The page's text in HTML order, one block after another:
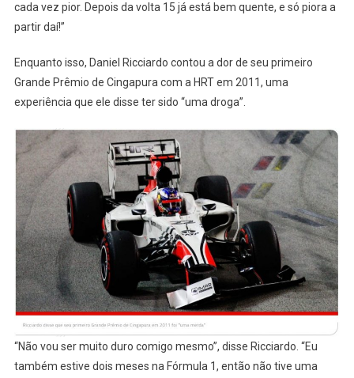
cada vez pior. Depois da volta 15 já está bem quente, e só piora a
partir daí!”
Enquanto isso, Daniel Ricciardo contou a dor de seu primeiro
Grande Prêmio de Cingapura com a HRT em 2011, uma
experiência que ele disse ter sido “uma droga”.
“Não vou ser muito duro comigo mesmo”, disse Ricciardo. “Eu
também estive dois meses na Fórmula 1, então não tive uma